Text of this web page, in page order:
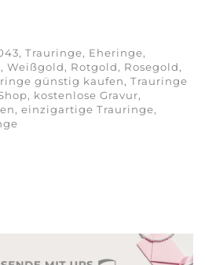
Trauringe, Eheringe,
Weißgold, Rotgold, Rosegold,
günstig kaufen, Trauringe
kostenlose Gravur,
einzigartige Trauringe,